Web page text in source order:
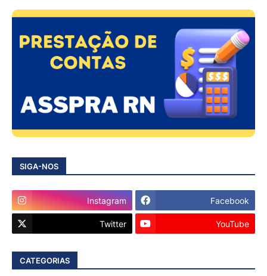
SIGA-NOS
Instagram Facebook
Twitter YouTube
CATEGORIAS